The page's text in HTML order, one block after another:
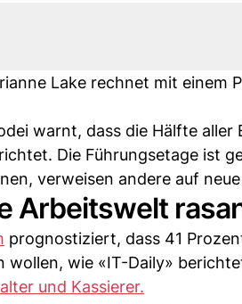
Lake rechnet mit einem
warnt, dass die Hälfte
Die Führungsetage ist
verweisen andere auf
Arbeitswelt
prognostiziert, dass 41
wollen, wie «IT-Daily»
und Kassierer.